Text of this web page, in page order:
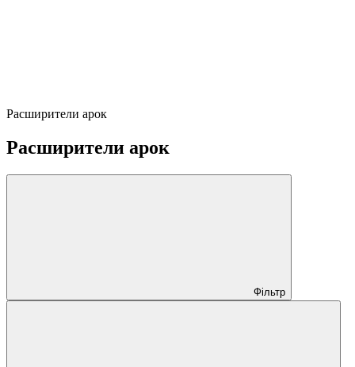
Расширители арок
Расширители арок
Фільтр